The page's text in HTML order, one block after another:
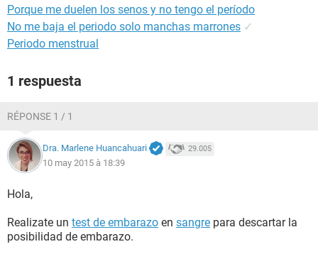
Porque me duelen los senos y no tengo el período
No me baja el periodo solo manchas marrones ✓
Periodo menstrual
1 respuesta
RÉPONSE 1 / 1
Dra. Marlene Huancahuari 29.005
10 may 2015 à 18:39
Hola,
Realizate un test de embarazo en sangre para descartar la
posibilidad de embarazo.